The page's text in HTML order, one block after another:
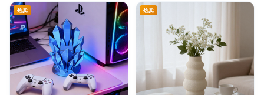
热卖 热卖